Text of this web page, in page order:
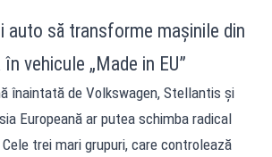
auto să transforme mașinile din
vehicule „Made in EU”
înaintată de Volkswagen, Stellantis și
Europeană ar putea schimba radical
trei mari grupuri, care controlează